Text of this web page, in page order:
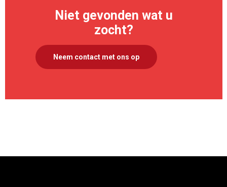
Niet gevonden wat u
zocht?
Neem contact met ons op